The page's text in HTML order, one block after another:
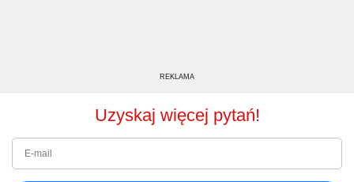
REKLAMA
Uzyskaj więcej pytań!